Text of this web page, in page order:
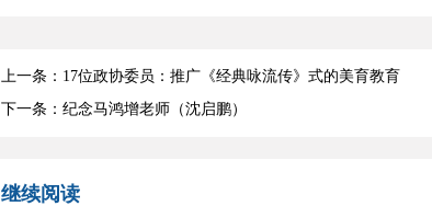
上一条：17位政协委员：推广《经典咏流传》式的美育教育
下一条：纪念马鸿增老师（沈启鹏）
继续阅读